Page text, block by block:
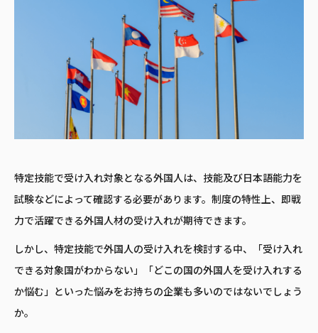
特定技能で受け入れ対象となる外国人は、技能及び日本語能力を
試験などによって確認する必要があります。制度の特性上、即戦
力で活躍できる外国人材の受け入れが期待できます。
しかし、特定技能で外国人の受け入れを検討する中、「受け入れ
できる対象国がわからない」「どこの国の外国人を受け入れする
か悩む」といった悩みをお持ちの企業も多いのではないでしょう
か。